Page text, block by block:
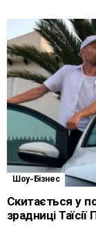
Шоу-Бізнес
Скитається у
зрадниці Таїсії